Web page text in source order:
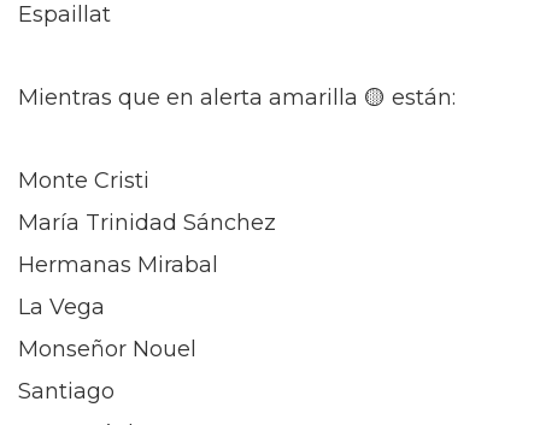
Espaillat
Mientras que en alerta amarilla 🟡 están:
Monte Cristi
María Trinidad Sánchez
Hermanas Mirabal
La Vega
Monseñor Nouel
Santiago